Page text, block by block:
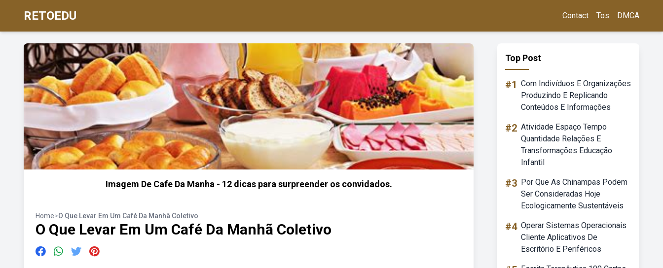
RETOEDU Contact Tos DMCA
Imagem De Cafe Da Manha - 12 dicas para surpreender os convidados.
Home>O Que Levar Em Um Café Da Manhã Coletivo
O Que Levar Em Um Café Da Manhã Coletivo
Top Post
#1 Com Indivíduos E Organizações
Produzindo E Replicando
Conteúdos E Informações
#2 Atividade Espaço Tempo
Quantidade Relações E
Transformações Educação
Infantil
#3 Por Que As Chinampas Podem
Ser Consideradas Hoje
Ecologicamente Sustentáveis
#4 Operar Sistemas Operacionais
Cliente Aplicativos De
Escritório E Periféricos